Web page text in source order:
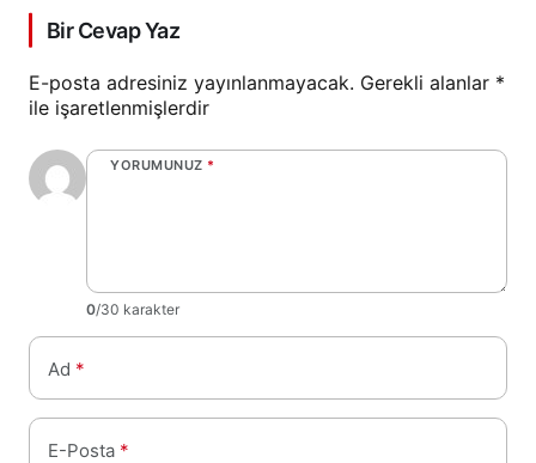
Bir Cevap Yaz
E-posta adresiniz yayınlanmayacak. Gerekli alanlar *
ile işaretlenmişlerdir
YORUMUNUZ *
0/30 karakter
Ad *
E-Posta *